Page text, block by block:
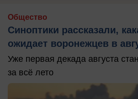
Общество
Синоптики рассказали,
ожидает воронежцев в
Уже первая декада августа
за всё лето